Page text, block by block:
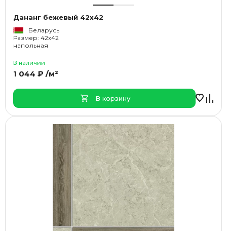
Дананг бежевый 42x42
Беларусь
Размер: 42x42
напольная
В наличии
1 044 ₽ /м²
В корзину